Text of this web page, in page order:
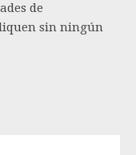
de
sin ningún